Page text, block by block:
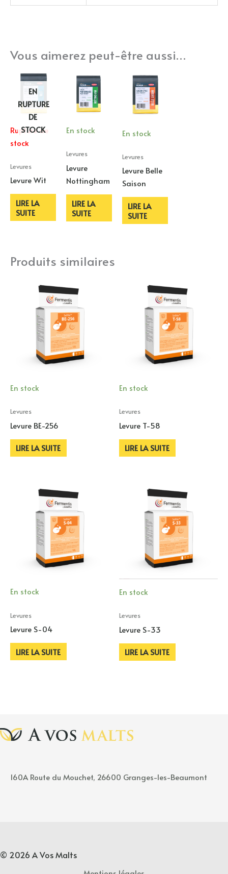
Vous aimerez peut-être aussi…
EN
RUPTURE
DE
STOCK
Rupture de
stock
Levures
Levure Wit
LIRE LA
SUITE
En stock
Levures
Levure
Nottingham
LIRE LA
SUITE
En stock
Levures
Levure Belle
Saison
LIRE LA
SUITE
Produits similaires
En stock
Levures
Levure BE-256
LIRE LA SUITE
En stock
Levures
Levure T-58
LIRE LA SUITE
En stock
Levures
Levure S-04
LIRE LA SUITE
En stock
Levures
Levure S-33
LIRE LA SUITE
160A Route du Mouchet, 26600 Granges-les-Beaumont
© 2026 A Vos Malts